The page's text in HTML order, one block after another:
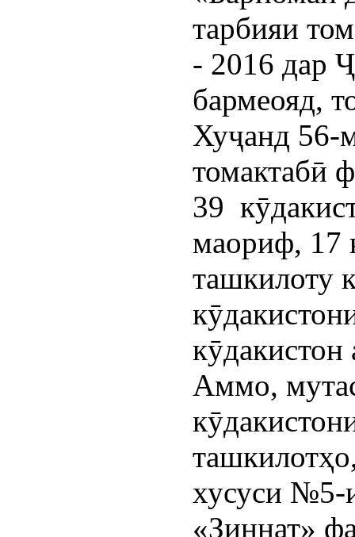
тарбияи
- 2016 дар
бармеояд,
Хуҷанд 56-
томактабӣ
39
маориф, 17
ташкилоту
кӯдакистон
Аммо,
хусуси №5-
«Зиннат»